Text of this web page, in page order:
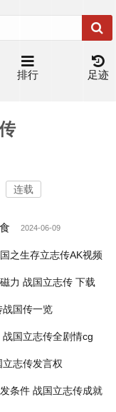
排行 足迹
连载
2024-06-09
之生存立志传AK视频
力 战国立志传 下载
战国传一览
战国立志传全剧情cg
立志传发言权
条件 战国立志传成就